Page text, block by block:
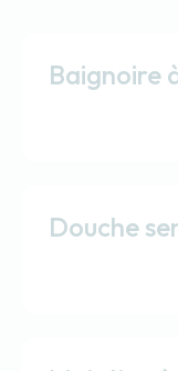
Baignoire
Douche